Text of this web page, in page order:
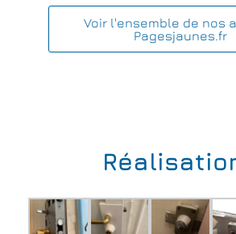
Voir l'ensemble de nos
Pagesjaunes.fr